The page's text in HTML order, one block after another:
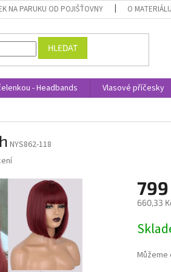
NA PARUKU OD POJIŠŤOVNY O MATERIÁLU
HLEDAT
- Headbands Vlasové příčesky
NYS862-118
799
660,33
cena:
Můžeme